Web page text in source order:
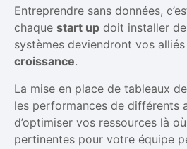
Entreprendre sans données,
chaque start up doit installer
systèmes deviendront vos
croissance.
La mise en place de tableaux
les performances de différents
d’optimiser vos ressources là
pertinentes pour votre équipe